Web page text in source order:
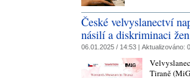
České velvyslanectví
násilí a diskriminaci žen
06.01.2025 / 14:53 | Aktualizováno:
Tiraně